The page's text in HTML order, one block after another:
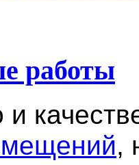
работы
,